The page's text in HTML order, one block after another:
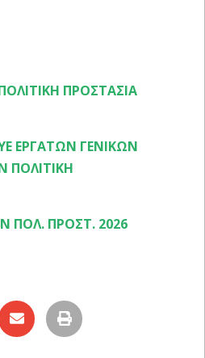
ΠΡΟΣΤΑΣΙΑ
ΕΡΓΑΤΩΝ ΓΕΝΙΚΩΝ
ΠΟΛΙΤΙΚΗ
ΠΟΛ. ΠΡΟΣΤ. 2026